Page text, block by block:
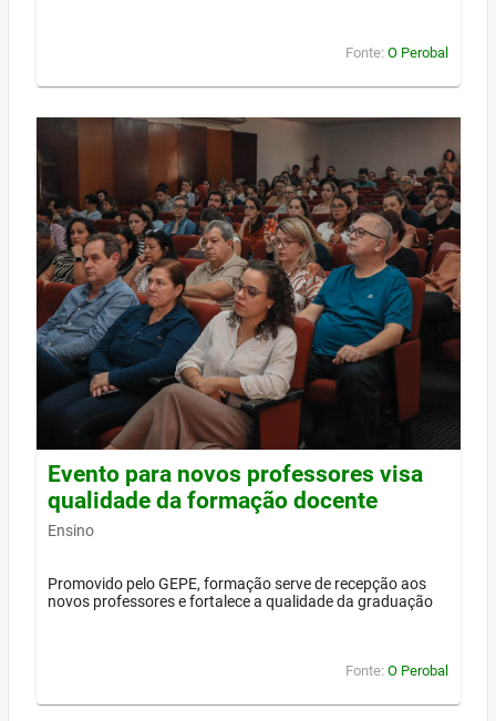
Fonte: O Perobal
Evento para novos professores visa
qualidade da formação docente
Ensino
Promovido pelo GEPE, formação serve de recepção aos
novos professores e fortalece a qualidade da graduação
Fonte: O Perobal